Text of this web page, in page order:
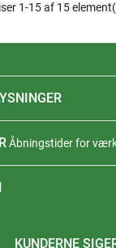
1-15 af 15
Åbningstider for
KUNDERNE